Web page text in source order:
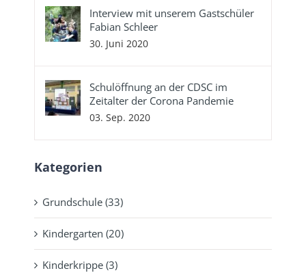
Interview mit unserem Gastschüler
Fabian Schleer
30. Juni 2020
Schulöffnung an der CDSC im
Zeitalter der Corona Pandemie
03. Sep. 2020
Kategorien
Grundschule (33)
Kindergarten (20)
Kinderkrippe (3)